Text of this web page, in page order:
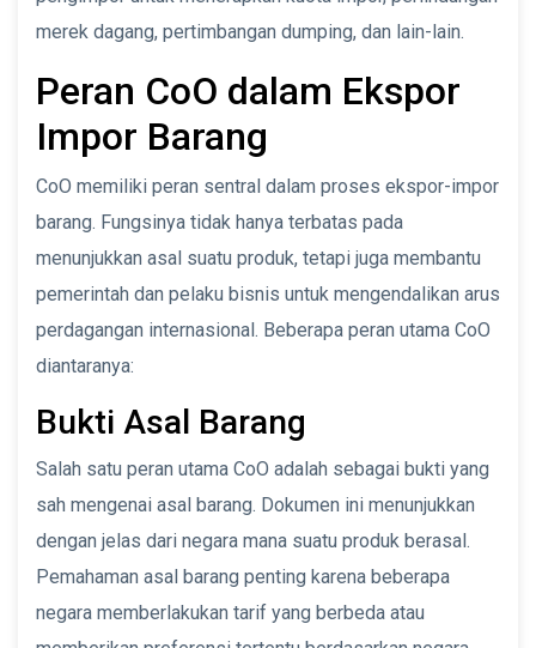
merek dagang, pertimbangan dumping, dan lain-lain.
Peran CoO dalam Ekspor
Impor Barang
CoO memiliki peran sentral dalam proses ekspor-impor
barang. Fungsinya tidak hanya terbatas pada
menunjukkan asal suatu produk, tetapi juga membantu
pemerintah dan pelaku bisnis untuk mengendalikan arus
perdagangan internasional. Beberapa peran utama CoO
diantaranya:
Bukti Asal Barang
Salah satu peran utama CoO adalah sebagai bukti yang
sah mengenai asal barang. Dokumen ini menunjukkan
dengan jelas dari negara mana suatu produk berasal.
Pemahaman asal barang penting karena beberapa
negara memberlakukan tarif yang berbeda atau